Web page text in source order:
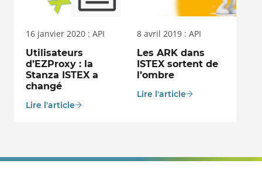
16 janvier 2020 : API
Utilisateurs
d’EZProxy : la
Stanza ISTEX a
changé
Lire l'article
8 avril 2019 : API
Les ARK dans
ISTEX sortent de
l’ombre
Lire l'article